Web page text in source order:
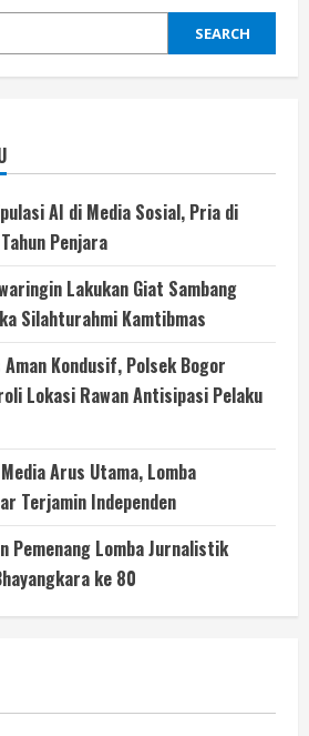
SEARCH
AI di Media Sosial, Pria di
Penjara
Lakukan Giat Sambang
Silahturahmi Kamtibmas
Kondusif, Polsek Bogor
Lokasi Rawan Antisipasi Pelaku
Arus Utama, Lomba
Terjamin Independen
Pemenang Lomba Jurnalistik
ke 80